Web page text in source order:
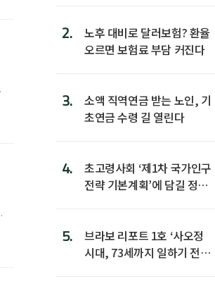
2.
노후 대비로 달러보험? 환율
오르면 보험료 부담 커진다
3.
소액 직역연금 받는 노인, 기
초연금 수령 길 열린다
4.
초고령사회 ‘제1차 국가인구
전략 기본계획’에 담길 정책
5.
브라보 리포트 1호 ‘사오정
시대, 73세까지 일하기 전략’